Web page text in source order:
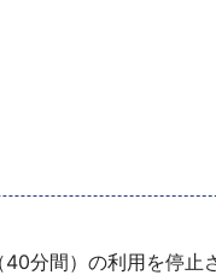
分間）の利用を停止